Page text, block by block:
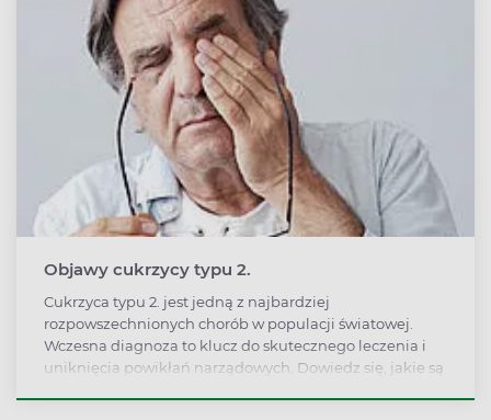
wewnętrznych i ryzyka śpiączki cukrzycowej. Jak
rozpoznać hiperglikemię? Jak ją leczyć?
Objawy cukrzycy typu 2.
Cukrzyca typu 2. jest jedną z najbardziej
rozpowszechnionych chorób w populacji światowej.
Wczesna diagnoza to klucz do skutecznego leczenia i
uniknięcia powikłań narządowych. Dowiedz się, jakie są